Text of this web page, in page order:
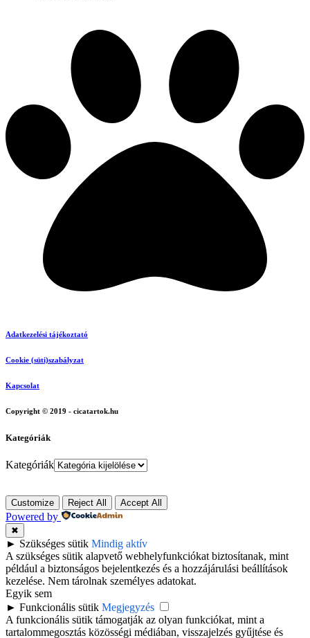
Adatkezelési tájékoztató
Cookie (süti)szabályzat
Kapcsolat
Copyright © 2019 - cicatartok.hu
Kategóriák
Kategóriák
Customize Reject All Accept All
Powered by
✖
► Szükséges sütik Mindig aktív
A szükséges sütik alapvető webhelyfunkciókat biztosítanak, mint
például a biztonságos bejelentkezés és a hozzájárulási beállítások
kezelése. Nem tárolnak személyes adatokat.
Egyik sem
► Funkcionális sütik Megjegyzés
A funkcionális sütik támogatják az olyan funkciókat, mint a
tartalommegosztás közösségi médiában, visszajelzés gyűjtése és